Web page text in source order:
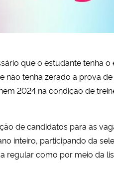
que o estudante tenha
não tenha zerado a prova
2024 na condição de
de candidatos para as
inteiro, participando da
regular como por meio da